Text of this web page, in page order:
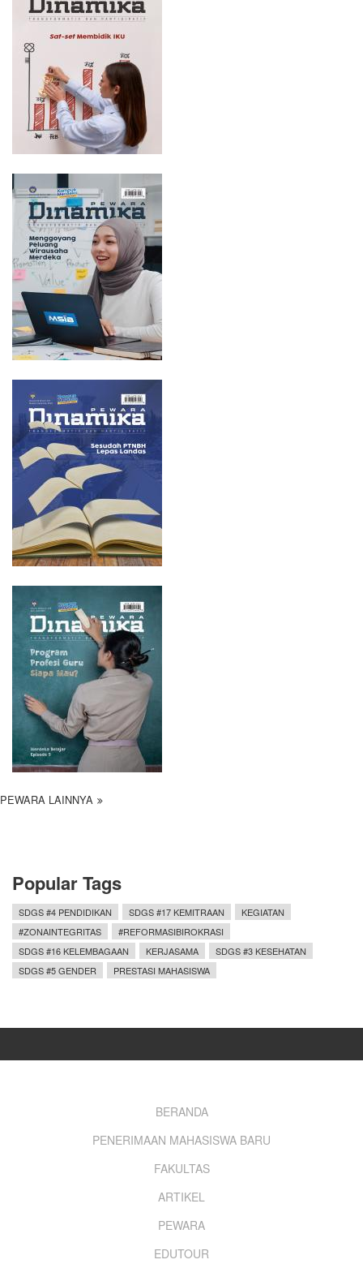
PEWARA LAINNYA
Popular Tags
SDGS #4 PENDIDIKAN SDGS #17 KEMITRAAN
KEGIATAN
#ZONAINTEGRITAS
#REFORMASIBIROKRASI
SDGS #16 KELEMBAGAAN
KERJASAMA
SDGS #3 KESEHATAN
SDGS #5 GENDER
PRESTASI MAHASISWA
BERANDA
PENERIMAAN MAHASISWA BARU
FAKULTAS
ARTIKEL
PEWARA
EDUTOUR